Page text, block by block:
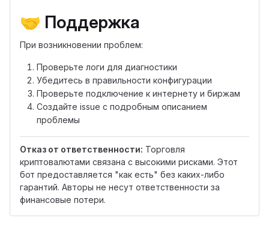
🤝 Поддержка
При возникновении проблем:
Проверьте логи для диагностики
Убедитесь в правильности конфигурации
Проверьте подключение к интернету и биржам
Создайте issue с подробным описанием
проблемы
Отказ от ответственности: Торговля
криптовалютами связана с высокими рисками. Этот
бот предоставляется "как есть" без каких-либо
гарантий. Авторы не несут ответственности за
финансовые потери.